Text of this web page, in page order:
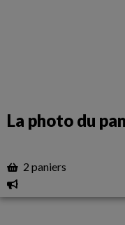
La photo du
2 paniers